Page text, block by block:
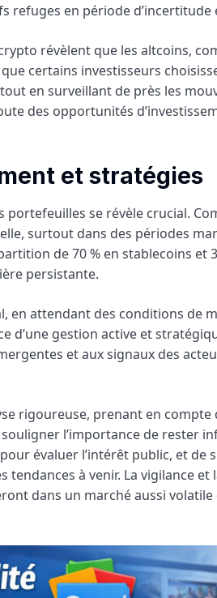
refuges en période d’incertitude
révèlent que les altcoins,
certains investisseurs
en surveillant de près les
des opportunités
et stratégies
se révèle crucial.
surtout dans des périodes
de 70 % en stablecoins et
persistante.
attendant des conditions de
d’une gestion active et
et aux signaux des
rigoureuse, prenant en
l’importance de rester
évaluer l’intérêt public, et de
à venir. La vigilance
dans un marché aussi volatile